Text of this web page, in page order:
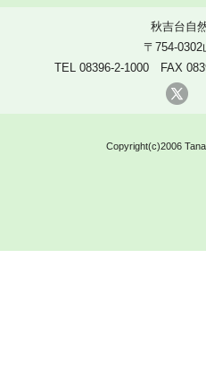
秋吉台自
〒754-
TEL 08396-2-1000 FAX
X
Copyright(c)2006